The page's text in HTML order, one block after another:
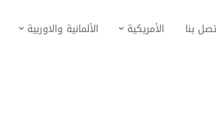
بنا الأمريكية الألمانية والاوربية